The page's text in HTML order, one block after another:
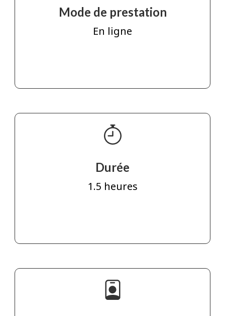
Mode de prestation
En ligne
Durée
1.5 heures